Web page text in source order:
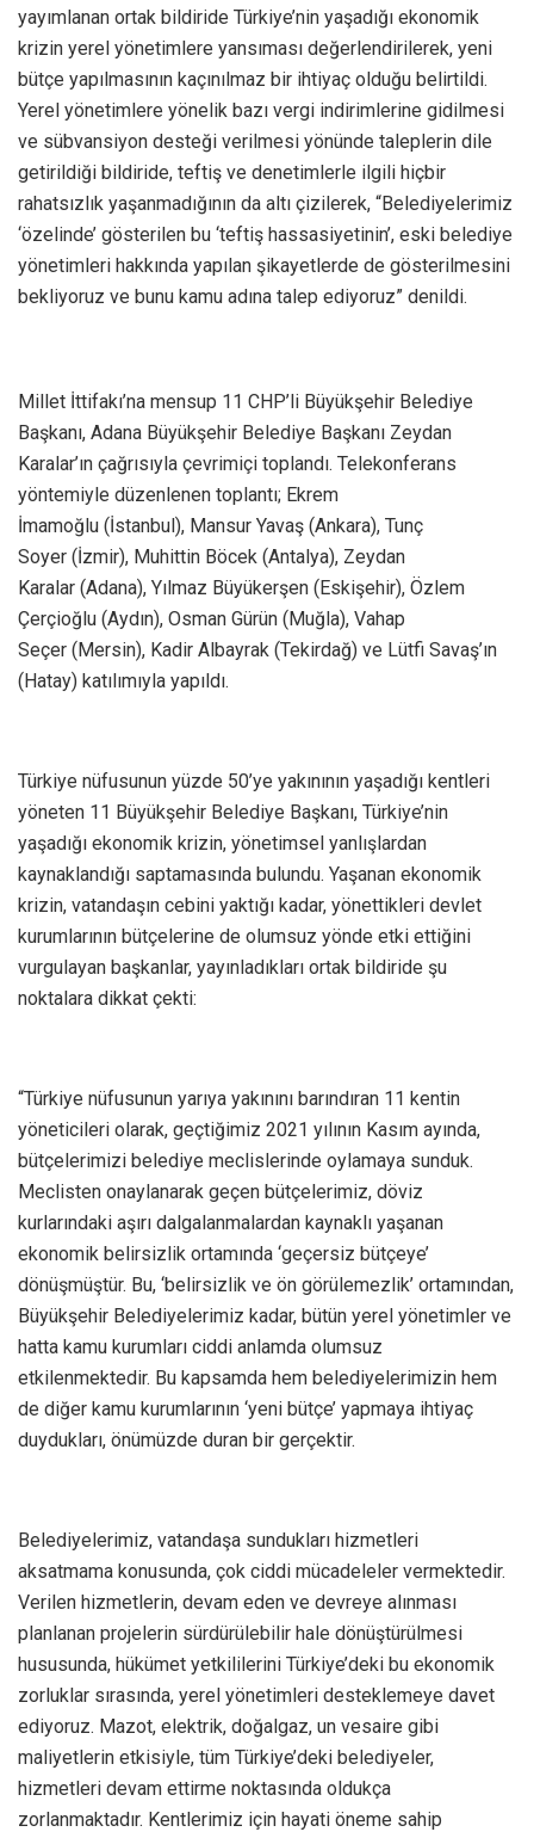
yayımlanan ortak bildiride Türkiye’nin yaşadığı ekonomik
krizin yerel yönetimlere yansıması değerlendirilerek, yeni
bütçe yapılmasının kaçınılmaz bir ihtiyaç olduğu belirtildi.
Yerel yönetimlere yönelik bazı vergi indirimlerine gidilmesi
ve sübvansiyon desteği verilmesi yönünde taleplerin dile
getirildiği bildiride, teftiş ve denetimlerle ilgili hiçbir
rahatsızlık yaşanmadığının da altı çizilerek, “Belediyelerimiz
‘özelinde’ gösterilen bu ‘teftiş hassasiyetinin’, eski belediye
yönetimleri hakkında yapılan şikayetlerde de gösterilmesini
bekliyoruz ve bunu kamu adına talep ediyoruz” denildi.
Millet İttifakı’na mensup 11 CHP’li Büyükşehir Belediye
Başkanı, Adana Büyükşehir Belediye Başkanı Zeydan
Karalar’ın çağrısıyla çevrimiçi toplandı. Telekonferans
yöntemiyle düzenlenen toplantı; Ekrem
İmamoğlu (İstanbul), Mansur Yavaş (Ankara), Tunç
Soyer (İzmir), Muhittin Böcek (Antalya), Zeydan
Karalar (Adana), Yılmaz Büyükerşen (Eskişehir), Özlem
Çerçioğlu (Aydın), Osman Gürün (Muğla), Vahap
Seçer (Mersin), Kadir Albayrak (Tekirdağ) ve Lütfi Savaş’ın
(Hatay) katılımıyla yapıldı.
Türkiye nüfusunun yüzde 50’ye yakınının yaşadığı kentleri
yöneten 11 Büyükşehir Belediye Başkanı, Türkiye’nin
yaşadığı ekonomik krizin, yönetimsel yanlışlardan
kaynaklandığı saptamasında bulundu. Yaşanan ekonomik
krizin, vatandaşın cebini yaktığı kadar, yönettikleri devlet
kurumlarının bütçelerine de olumsuz yönde etki ettiğini
vurgulayan başkanlar, yayınladıkları ortak bildiride şu
noktalara dikkat çekti:
“Türkiye nüfusunun yarıya yakınını barındıran 11 kentin
yöneticileri olarak, geçtiğimiz 2021 yılının Kasım ayında,
bütçelerimizi belediye meclislerinde oylamaya sunduk.
Meclisten onaylanarak geçen bütçelerimiz, döviz
kurlarındaki aşırı dalgalanmalardan kaynaklı yaşanan
ekonomik belirsizlik ortamında ‘geçersiz bütçeye’
dönüşmüştür. Bu, ‘belirsizlik ve ön görülemezlik’ ortamından,
Büyükşehir Belediyelerimiz kadar, bütün yerel yönetimler ve
hatta kamu kurumları ciddi anlamda olumsuz
etkilenmektedir. Bu kapsamda hem belediyelerimizin hem
de diğer kamu kurumlarının ‘yeni bütçe’ yapmaya ihtiyaç
duydukları, önümüzde duran bir gerçektir.
Belediyelerimiz, vatandaşa sundukları hizmetleri
aksatmama konusunda, çok ciddi mücadeleler vermektedir.
Verilen hizmetlerin, devam eden ve devreye alınması
planlanan projelerin sürdürülebilir hale dönüştürülmesi
hususunda, hükümet yetkililerini Türkiye’deki bu ekonomik
zorluklar sırasında, yerel yönetimleri desteklemeye davet
ediyoruz. Mazot, elektrik, doğalgaz, un vesaire gibi
maliyetlerin etkisiyle, tüm Türkiye’deki belediyeler,
hizmetleri devam ettirme noktasında oldukça
zorlanmaktadır. Kentlerimiz için hayati öneme sahip